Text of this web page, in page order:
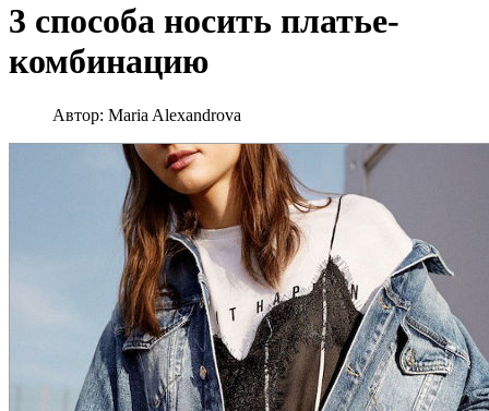
3 способа носить платье-
комбинацию
Автор: Maria Alexandrova